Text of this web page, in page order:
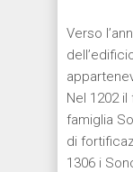
Verso
Nel 1202
famiglia
di
1306 i